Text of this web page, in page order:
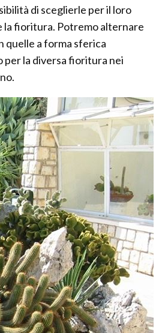
di sceglierle per il loro
la fioritura. Potremo alternare
quelle a forma sferica
la diversa fioritura nei